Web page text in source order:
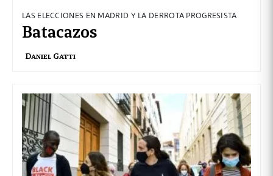
LAS ELECCIONES EN MADRID Y LA DERROTA PROGRESISTA
Batacazos
Daniel Gatti